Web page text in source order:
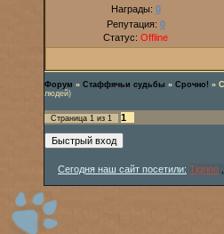
Награды: 0
Репутация: 0
Статус: Offline
Форум » Стаффячьи судьбы » Срочно! »
людей)
Страница 1 из 1 1
Сегодня наш сайт посетили: Tigrino